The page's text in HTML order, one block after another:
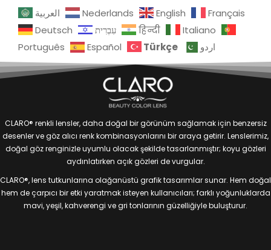
العربية Nederlands English
Français
Deutsch
עִבְרִית हिन्दी
Italiano
Português
Español Türkçe اردو
CLARO® renkli lensler, daha doğal bir görünüm sağlamak için benzersiz
desenler ve göz alıcı renk kombinasyonlarını bir araya getirir. Lenslerimiz,
doğal göz renginizle uyumlu olacak şekilde tasarlanmıştır; koyu gözleri
aydınlatırken açık gözleri de vurgular.
CLARO®, lens tutkunlarına olağanüstü grafik tasarımlar sunar. Hem doğal
hem de çarpıcı bir etki yaratmak isteyen kullanıcıları; farklı yoğunluklarda
mavi, yeşil, kahverengi ve gri tonlarının güzelliğiyle buluşturur.